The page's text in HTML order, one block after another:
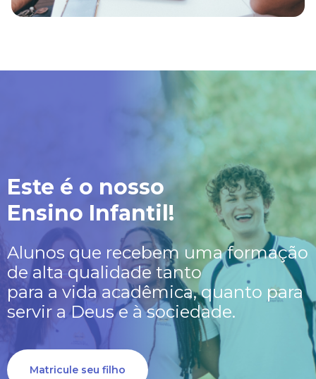
Este é o nosso
Ensino Infantil!
Alunos que recebem uma formação
de alta qualidade tanto
para a vida acadêmica, quanto para
servir a Deus e à sociedade.
Matricule seu filho